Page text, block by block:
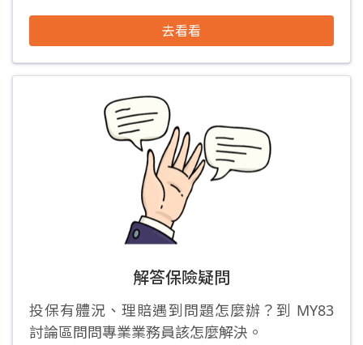
去看看
解答保險疑問
投保有體況、理賠遇到問題怎麼辦？到 MY83
討論區問問專業業務員該怎麼解決。